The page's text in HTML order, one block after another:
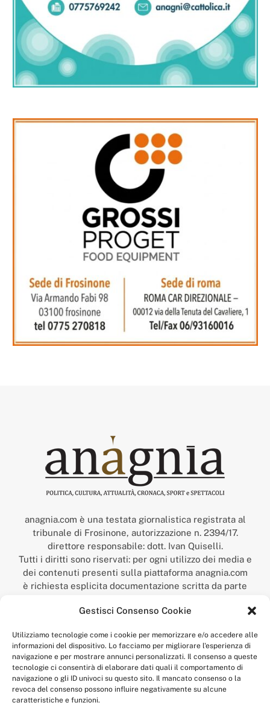
Gestisci Consenso Cookie
Utilizziamo tecnologie come i cookie per memorizzare e/o accedere alle
informazioni del dispositivo. Lo facciamo per migliorare l'esperienza di
navigazione e per mostrare annunci personalizzati. Il consenso a queste
tecnologie ci consentirà di elaborare dati quali il comportamento di
navigazione o gli ID univoci su questo sito. Il mancato consenso o la
revoca del consenso possono influire negativamente su alcune
caratteristiche e funzioni.
anagnia.com è una testata giornalistica registrata al
tribunale di Frosinone, autorizzazione n. 2394/17.
direttore responsabile: dott. Ivan Quiselli.
Tutti i diritti sono riservati: per ogni utilizzo dei media e
dei contenuti presenti sulla piattaforma anagnia.com
è richiesta esplicita documentazione scritta da parte
“Anagnia” è un marchio registrato presso l’Ufficio Italiano
Economico,
num. registrazione: 302017000014044 del 9 febbraio 2017.
Per contatti:redazione@anagnia.com